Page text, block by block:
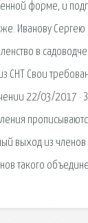
форме, и
Иванову
в
Свои
22/03/2017
выход из членов
такого